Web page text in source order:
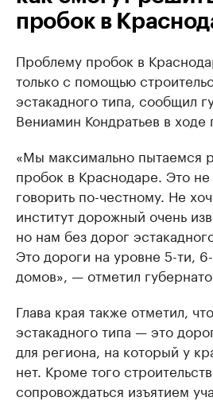
пробок в
Проблему пробок в
только с помощью
эстакадного типа, сообщил
Вениамин Кондратьев в ходе
«Мы максимально пытаемся
пробок в Краснодаре. Это
говорить по-честному. Не
институт дорожный очень
но нам без дорог
Это дороги на уровне 5-ти,
домов», — отметил
Глава края также отметил,
эстакадного типа — это
для региона, на который у
нет. Кроме того
сопровождаться изъятием